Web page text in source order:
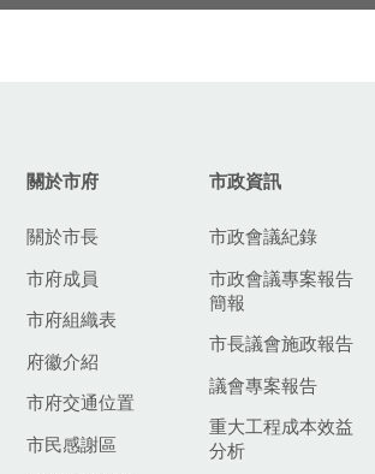
關於市府
關於市長
市府成員
市府組織表
府徽介紹
市府交通位置
市民感謝區
市政資訊
市政會議紀錄
市政會議專案報告
簡報
市長議會施政報告
議會專案報告
重大工程成本效益
分析